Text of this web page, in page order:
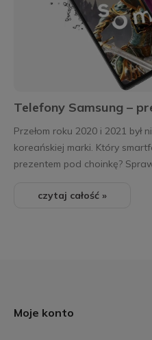
Telefony Samsung –
Przełom roku 2020 i 2021
koreańskiej marki. Który
prezentem pod choinkę?
czytaj całość »
Moje konto